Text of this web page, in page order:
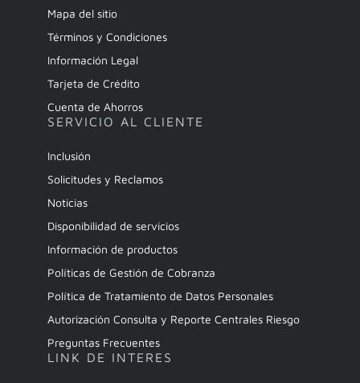
Mapa del sitio
Términos y Condiciones
Información Legal
Tarjeta de Crédito
Cuenta de Ahorros
SERVICIO AL CLIENTE
Inclusión
Solicitudes y Reclamos
Noticias
Disponibilidad de servicios
Información de productos
Políticas de Gestión de Cobranza
Política de Tratamiento de Datos Personales
Autorización Consulta y Reporte Centrales Riesgo
Preguntas Frecuentes
LINK DE INTERES